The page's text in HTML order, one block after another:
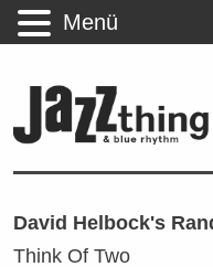
David Helbock's
Think Of Two
Menü